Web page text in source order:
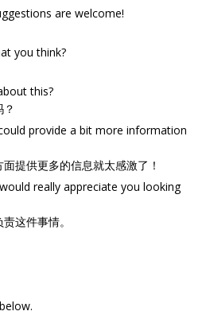
are welcome!
you think?
this?
provide a bit more information
提供更多的信息就太感激了！
really appreciate you looking
这件事情。